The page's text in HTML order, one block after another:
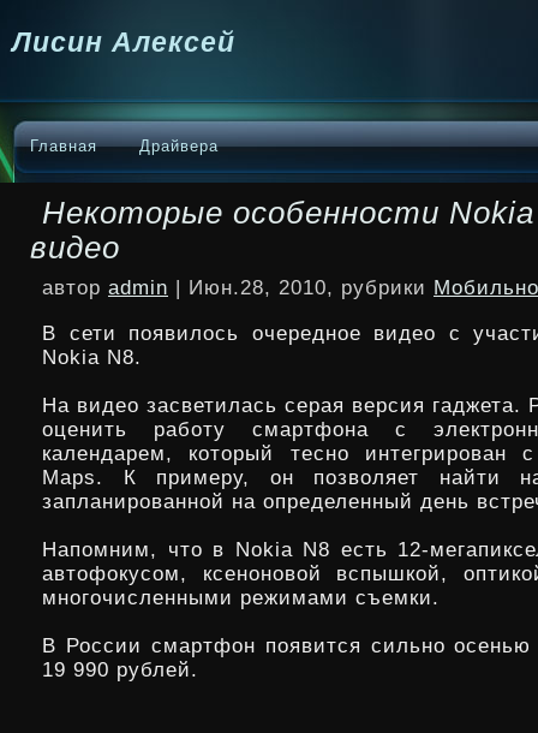
Лисин Алексей
Главная Драйвера
Некоторые особенности
видео
автор admin | Июн.28, 2010, рубрики
В сети появилось очередное видео с
Nokia N8.
На видео засветилась серая версия гаджета.
оценить работу смартфона с
календарем, который тесно интегрирован
Maps. К примеру, он позволяет найти
запланированной на определенный день
Напомним, что в Nokia N8 есть 12-
автофокусом, ксеноновой вспышкой,
многочисленными режимами съемки.
В России смартфон появится сильно осенью
19 990 рублей.